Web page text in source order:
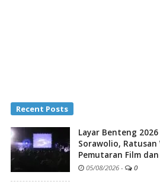
Recent Posts
Layar Benteng
Sorawolio, Ratusan
Pemutaran Film
05/08/2026 - 0